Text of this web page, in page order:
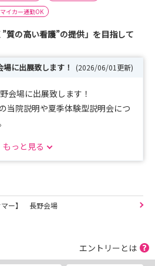
マイカー通勤OK
”質の高い看護”の提供」を目指して
に出展致します！ (2026/06/01更新)
会場に出展致します！
当院説明や夏季体験型説明会につ
護師との懇話会も予定していま
ております。
もっと見る
ー】 長野会場
エントリーとは